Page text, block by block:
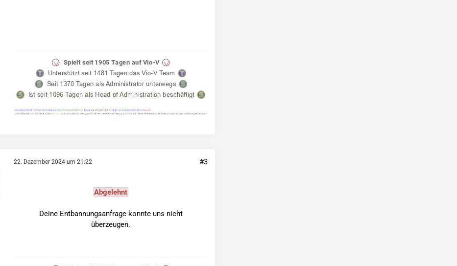
22. Dezember 2024 um 21:22 #3
Abgelehnt
Deine Entbannungsanfrage konnte uns nicht
überzeugen.